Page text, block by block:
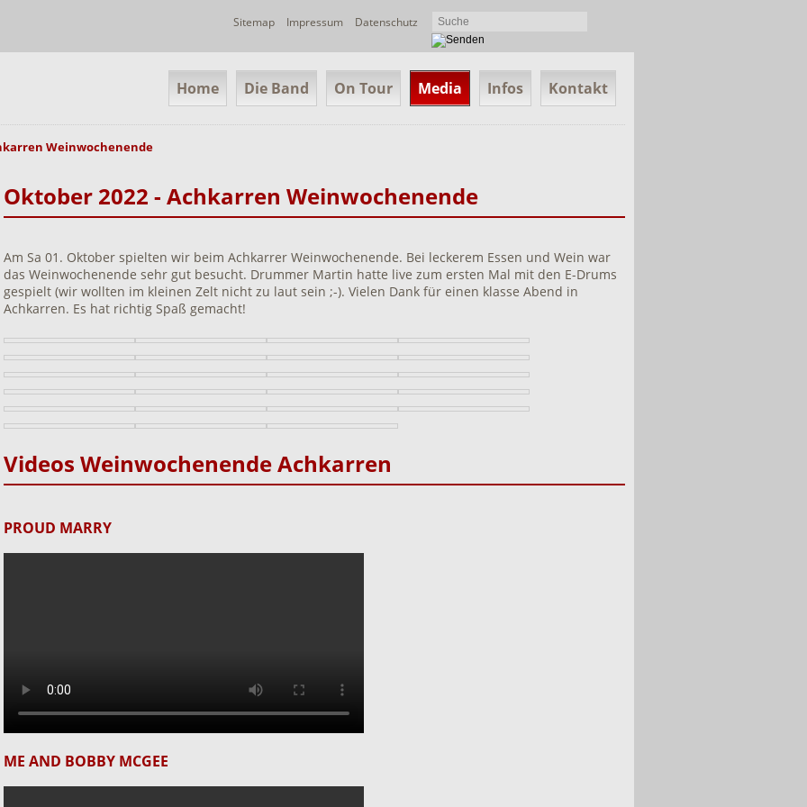
Navigation
Sitemap Impressum Datenschutz
überspringen
Home Die Band On Tour Media Infos Kontakt
Weinwochenende
Oktober 2022 - Achkarren Weinwochenende
Am Sa 01. Oktober spielten wir beim Achkarrer Weinwochenende. Bei leckerem Essen und Wein war
das Weinwochenende sehr gut besucht. Drummer Martin hatte live zum ersten Mal mit den E-Drums
gespielt (wir wollten im kleinen Zelt nicht zu laut sein ;-). Vielen Dank für einen klasse Abend in
Achkarren. Es hat richtig Spaß gemacht!
Videos Weinwochenende Achkarren
PROUD MARRY
ME AND BOBBY MCGEE